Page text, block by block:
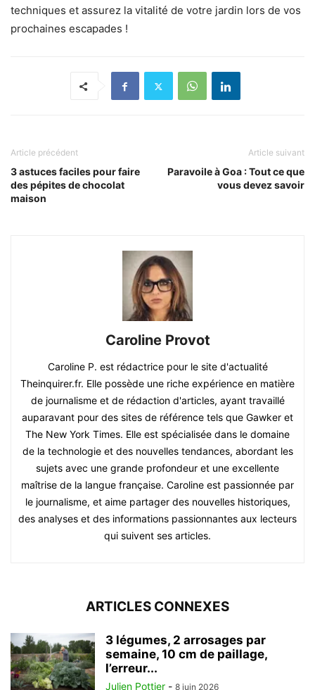
techniques et assurez la vitalité de votre jardin lors de vos
prochaines escapades !
Article précédent
3 astuces faciles pour faire
des pépites de chocolat
maison
Article suivant
Paravoile à Goa : Tout ce que
vous devez savoir
Caroline Provot
Caroline P. est rédactrice pour le site d'actualité
Theinquirer.fr. Elle possède une riche expérience en matière
de journalisme et de rédaction d'articles, ayant travaillé
auparavant pour des sites de référence tels que Gawker et
The New York Times. Elle est spécialisée dans le domaine
de la technologie et des nouvelles tendances, abordant les
sujets avec une grande profondeur et une excellente
maîtrise de la langue française. Caroline est passionnée par
le journalisme, et aime partager des nouvelles historiques,
des analyses et des informations passionnantes aux lecteurs
qui suivent ses articles.
ARTICLES CONNEXES
3 légumes, 2 arrosages par
semaine, 10 cm de paillage,
l’erreur...
Julien Pottier - 8 juin 2026